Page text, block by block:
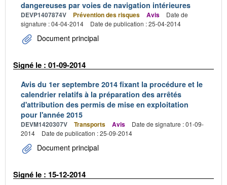
dangereuses par voies de navigation intérieures
DEVP1407874V Prévention des risques Avis
Date de
signature : 04-04-2014
Date de publication : 25-04-2014
Document principal
Signé le : 01-09-2014
Avis du 1er septembre 2014 fixant la procédure et le
calendrier relatifs à la préparation des arrêtés
d'attribution des permis de mise en exploitation
pour l'année 2015
DEVM1420307V Transports Avis
Date de signature : 01-09-
2014
Date de publication : 25-09-2014
Document principal
Signé le : 15-12-2014